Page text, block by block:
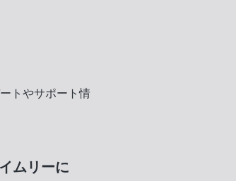
トやサポート情
ムリーに